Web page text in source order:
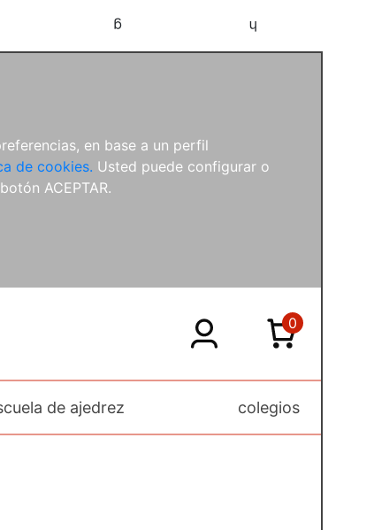
en base a un perfil
de cookies. Usted puede configurar o
ACEPTAR.
g h
de ajedrez colegios
0